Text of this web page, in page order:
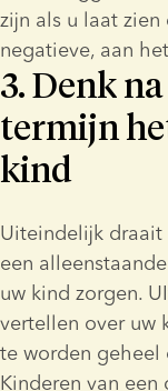
zijn als u laat
negatieve, aan
3. Denk
termijn
kind
Uiteindelijk draait
een
uw kind zorgen.
vertellen over uw
te worden geheel
Kinderen van